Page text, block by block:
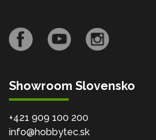
Showroom Slovensko
+421 909 100 200
info@hobbytec.sk